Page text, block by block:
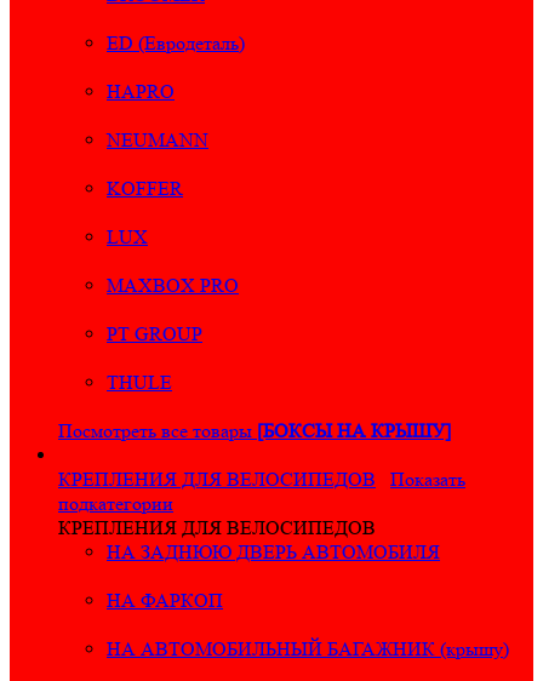
ED (Евродеталь)
HAPRO
NEUMANN
KOFFER
LUX
MAXBOX PRO
PT GROUP
THULE
Посмотреть все товары [БОКСЫ НА КРЫШУ]
КРЕПЛЕНИЯ ДЛЯ ВЕЛОСИПЕДОВ
Показать
подкатегории
КРЕПЛЕНИЯ ДЛЯ ВЕЛОСИПЕДОВ
НА ЗАДНЮЮ ДВЕРЬ АВТОМОБИЛЯ
НА ФАРКОП
НА АВТОМОБИЛЬНЫЙ БАГАЖНИК (крышу)